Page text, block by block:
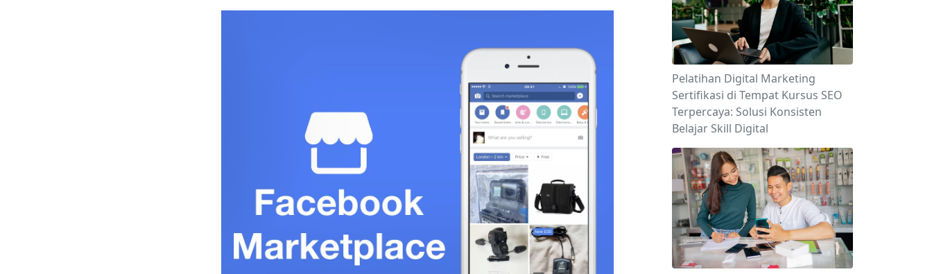
Pelatihan Digital Marketing
Sertifikasi di Tempat Kursus SEO
Terpercaya: Solusi Konsisten
Belajar Skill Digital